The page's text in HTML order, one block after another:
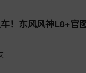
！东风风神L8+官